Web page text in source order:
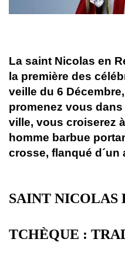
La saint Nicolas en
la première des
veille du 6
promenez vous
ville, vous croiserez
homme barbue
crosse, flanqué d´un
SAINT NICOLAS
TCHÈQUE :